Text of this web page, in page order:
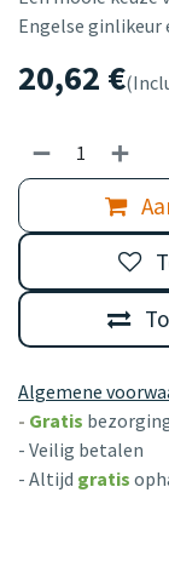
Engelse ginlikeur
20,62 €
Algemene
- Gratis
- Veilig betalen
- Altijd gratis